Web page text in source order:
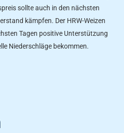
sollte auch in den nächsten
kämpfen. Der HRW-Weizen
Tagen positive Unterstützung
Niederschläge bekommen.